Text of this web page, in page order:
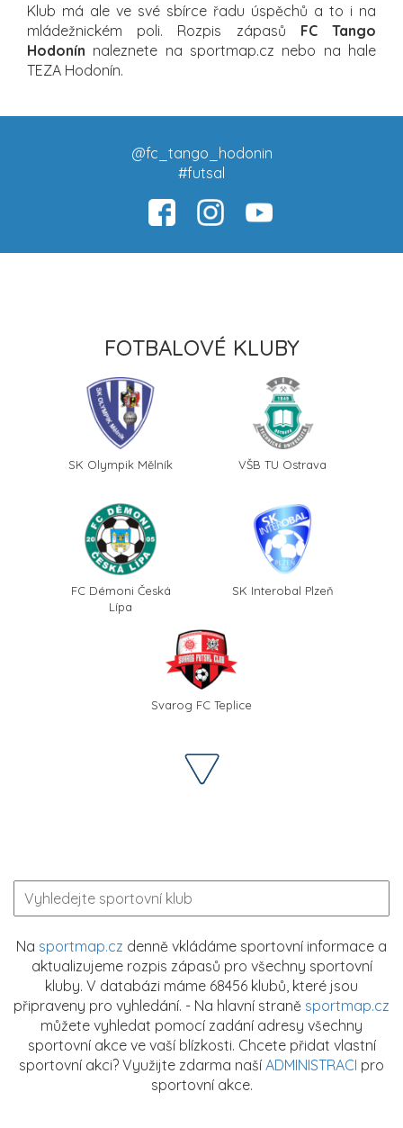
Klub má ale ve své sbírce řadu úspěchů a to i na
mládežnickém poli. Rozpis zápasů FC Tango
Hodonín naleznete na sportmap.cz nebo na hale
TEZA Hodonín.
@fc_tango_hodonin
#futsal
FOTBALOVÉ KLUBY
SK Olympik Mělník VŠB TU Ostrava
FC Démoni Česká
Lípa
SK Interobal Plzeň
Svarog FC Teplice
Na sportmap.cz denně vkládáme sportovní informace a
aktualizujeme rozpis zápasů pro všechny sportovní
kluby. V databázi máme 68456 klubů, které jsou
připraveny pro vyhledání. - Na hlavní straně sportmap.cz
můžete vyhledat pomocí zadání adresy všechny
sportovní akce ve vaší blízkosti. Chcete přidat vlastní
sportovní akci? Využijte zdarma naší ADMINISTRACI pro
sportovní akce.